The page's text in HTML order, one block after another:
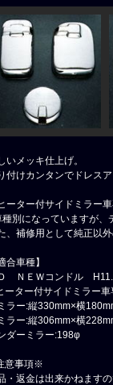
いメッキ仕上げ。
付けカンタンでドレス
ーター付サイドミラー
種別になっていますが、
、補修用として純正以
合車種】
ＮＥＷコンドル
ーター付サイドミラー車
ラー:縦330mm×横
ラー:縦306mm×横
ダーミラー:198φ
意事項※
・返金は出来かねます